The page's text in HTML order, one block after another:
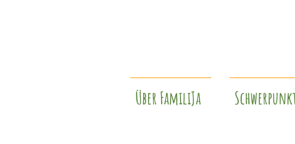
Über FamiliJa